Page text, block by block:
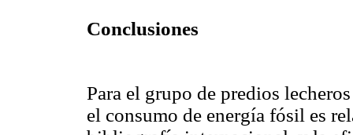
Conclusiones
Para el grupo de predios
el consumo de energía fósil es